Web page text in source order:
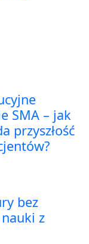
SMA – jak
przyszłość
bez
z